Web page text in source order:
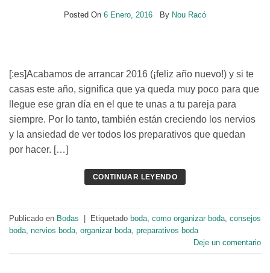
Posted On 6 Enero, 2016 By Nou Racó
[:es]Acabamos de arrancar 2016 (¡feliz año nuevo!) y si te
casas este año, significa que ya queda muy poco para que
llegue ese gran día en el que te unas a tu pareja para
siempre. Por lo tanto, también están creciendo los nervios
y la ansiedad de ver todos los preparativos que quedan
por hacer. […]
CONTINUAR LEYENDO
Publicado en Bodas | Etiquetado boda como organizar boda consejos
boda nervios boda organizar boda preparativos boda
Deje un comentario